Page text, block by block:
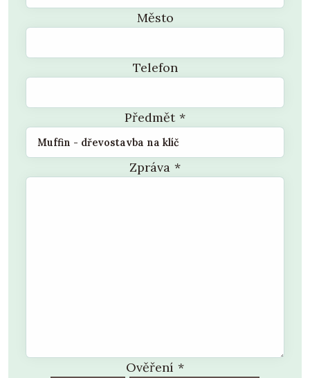
Město
Telefon
Předmět*
Zpráva *
Ověření *